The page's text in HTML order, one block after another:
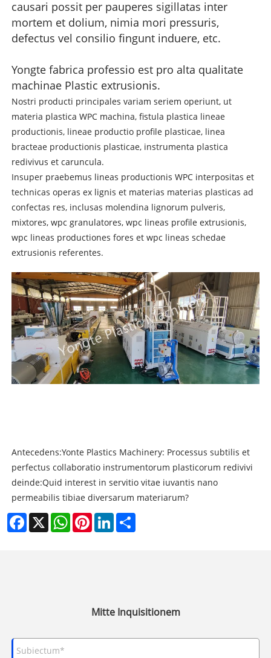
causari possit per pauperes sigillatas inter
mortem et dolium, nimia mori pressuris,
defectus vel consilio fingunt induere, etc.
Yongte fabrica professio est pro alta qualitate
machinae Plastic extrusionis.
Nostri producti principales variam seriem operiunt, ut
materia plastica WPC machina, fistula plastica lineae
productionis, lineae productio profile plasticae, linea
bracteae productionis plasticae, instrumenta plastica
redivivus et caruncula.
Insuper praebemus lineas productionis WPC interpositas et
technicas operas ex lignis et materias materias plasticas ad
confectas res, inclusas molendina lignorum pulveris,
mixtores, wpc granulatores, wpc lineas profile extrusionis,
wpc lineas productiones fores et wpc lineas schedae
extrusionis referentes.
Antecedens:Yonte Plastics Machinery: Processus subtilis et
perfectus collaboratio instrumentorum plasticorum redivivi
deinde:Quid interest in servitio vitae iuvantis nano
permeabilis tibiae diversarum materiarum?
Facebook
X WhatsAppPinterestLinkedIn
Mitte Inquisitionem